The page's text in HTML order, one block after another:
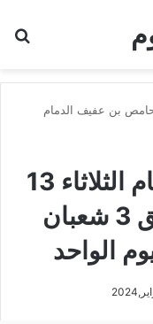
بن عفيف الدمام
عروض بن عفيف الدمام الثلاثاء 13
فبراير 2024 الموافق 3 شعبان